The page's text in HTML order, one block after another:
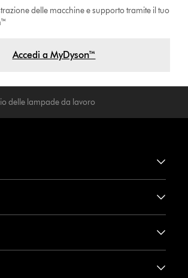
delle macchine e supporto tramite il tuo
Accedi a MyDyson™
delle lampade da lavoro